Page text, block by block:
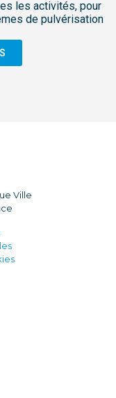
les activités, pour
de pulvérisation
Ville